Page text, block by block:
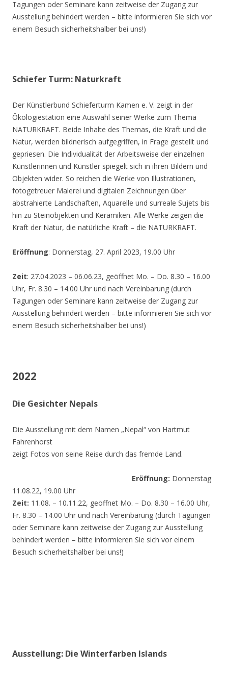
Tagungen oder Seminare kann zeitweise der Zugang zur
Ausstellung behindert werden – bitte informieren Sie sich vor
einem Besuch sicherheitshalber bei uns!)
Schiefer Turm: Naturkraft
Der Künstlerbund Schieferturm Kamen e. V. zeigt in der
Ökologiestation eine Auswahl seiner Werke zum Thema
NATURKRAFT. Beide Inhalte des Themas, die Kraft und die
Natur, werden bildnerisch aufgegriffen, in Frage gestellt und
gepriesen. Die Individualität der Arbeitsweise der einzelnen
Künstlerinnen und Künstler spiegelt sich in ihren Bildern und
Objekten wider. So reichen die Werke von Illustrationen,
fotogetreuer Malerei und digitalen Zeichnungen über
abstrahierte Landschaften, Aquarelle und surreale Sujets bis
hin zu Steinobjekten und Keramiken. Alle Werke zeigen die
Kraft der Natur, die natürliche Kraft – die NATURKRAFT.
Eröffnung: Donnerstag, 27. April 2023, 19.00 Uhr
Zeit: 27.04.2023 – 06.06.23, geöffnet Mo. – Do. 8.30 – 16.00
Uhr, Fr. 8.30 – 14.00 Uhr und nach Vereinbarung (durch
Tagungen oder Seminare kann zeitweise der Zugang zur
Ausstellung behindert werden – bitte informieren Sie sich vor
einem Besuch sicherheitshalber bei uns!)
2022
Die Gesichter Nepals
Die Ausstellung mit dem Namen „Nepal“ von Hartmut
Fahrenhorst
zeigt Fotos von seine Reise durch das fremde Land.
Eröffnung: Donnerstag
11.08.22, 19.00 Uhr
Zeit: 11.08. – 10.11.22, geöffnet Mo. – Do. 8.30 – 16.00 Uhr,
Fr. 8.30 – 14.00 Uhr und nach Vereinbarung (durch Tagungen
oder Seminare kann zeitweise der Zugang zur Ausstellung
behindert werden – bitte informieren Sie sich vor einem
Besuch sicherheitshalber bei uns!)
Ausstellung: Die Winterfarben Islands